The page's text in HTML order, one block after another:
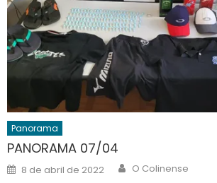
Panorama
PANORAMA 07/04
Posted
on
8 de abril de 2022 Author
O Colinense